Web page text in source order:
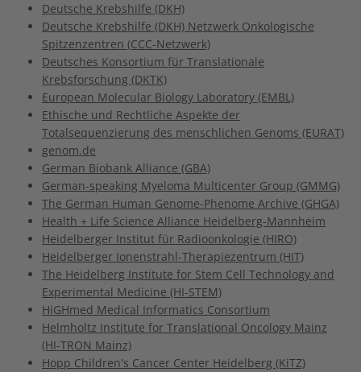
Deutsche Krebshilfe (DKH)
Deutsche Krebshilfe (DKH) Netzwerk Onkologische
Spitzenzentren (CCC-Netzwerk)
Deutsches Konsortium für Translationale
Krebsforschung (DKTK)
European Molecular Biology Laboratory (EMBL)
Ethische und Rechtliche Aspekte der
Totalsequenzierung des menschlichen Genoms (EURAT)
genom.de
German Biobank Alliance (GBA)
German-speaking Myeloma Multicenter Group (GMMG)
The German Human Genome-Phenome Archive (GHGA)
Health + Life Science Alliance Heidelberg-Mannheim
Heidelberger Institut für Radioonkologie (HIRO)
Heidelberger Ionenstrahl-Therapiezentrum (HIT)
The Heidelberg Institute for Stem Cell Technology and
Experimental Medicine (HI-STEM)
HiGHmed Medical Informatics Consortium
Helmholtz Institute for Translational Oncology Mainz
(HI-TRON Mainz)
Hopp Children's Cancer Center Heidelberg (KiTZ)